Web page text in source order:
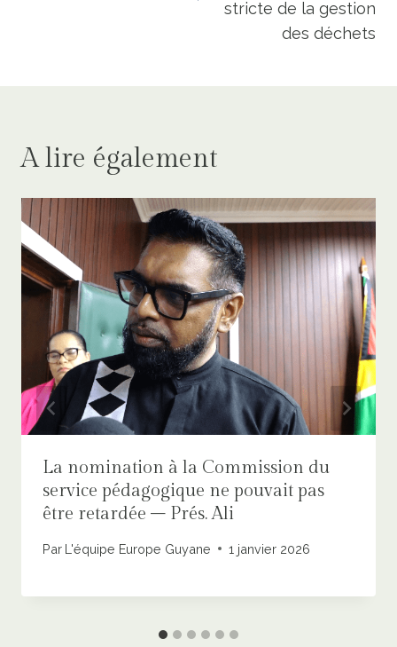
stricte de la gestion
des déchets
A lire également
La nomination à la Commission du
service pédagogique ne pouvait pas
être retardée – Prés. Ali
Par L'équipe Europe Guyane 1 janvier 2026